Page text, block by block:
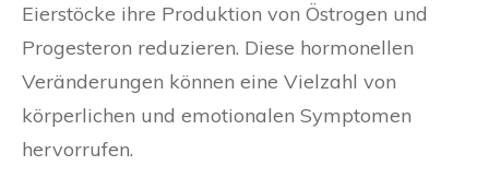
Eierstöcke ihre Produktion von Östrogen und
Progesteron reduzieren. Diese hormonellen
Veränderungen können eine Vielzahl von
körperlichen und emotionalen Symptomen
hervorrufen.